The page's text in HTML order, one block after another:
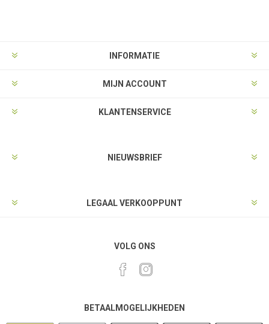
INFORMATIE
MIJN ACCOUNT
KLANTENSERVICE
NIEUWSBRIEF
LEGAAL VERKOOPPUNT
VOLG ONS
BETAALMOGELIJKHEDEN